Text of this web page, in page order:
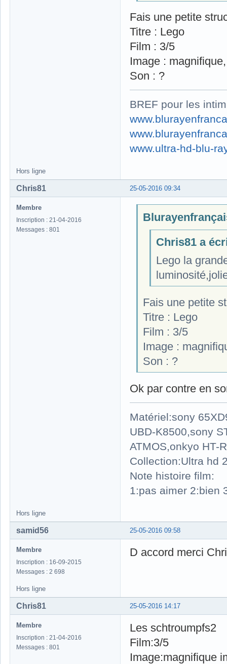
Fais une petite
Titre : Lego
Film : 3/5
Image :
Son : ?
BREF pour les
www.ultra-hd-blu-
Hors ligne
25-05-2016 09:34
Chris81
Membre
Inscription : 21-04-2016
Messages : 801
Chris81 a
Lego la
Fais une petite
Titre : Lego
Film : 3/5
Image :
Son : ?
Ok par contre en
Matériel:sony
UBD-K8500,sony
ATMOS,onkyo HT-
Collection:Ultra hd
Note histoire film:
1:pas aimer 2:bien
Hors ligne
25-05-2016 09:58
samid56
Membre
Inscription : 16-09-2015
Messages : 2 698
D accord merci
Hors ligne
25-05-2016 14:17
Chris81
Membre
Inscription : 21-04-2016
Messages : 801
Les schtroumpfs2
Film:3/5
Image:magnifique